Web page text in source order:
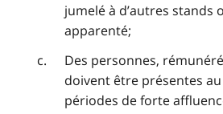
jumelé à d’autres stands
apparenté;
Des personnes,
doivent être présentes
périodes de forte